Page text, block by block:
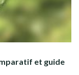
et guide